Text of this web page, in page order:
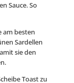
Sauce. So
am besten
Sardellen
sie den
Toast zu